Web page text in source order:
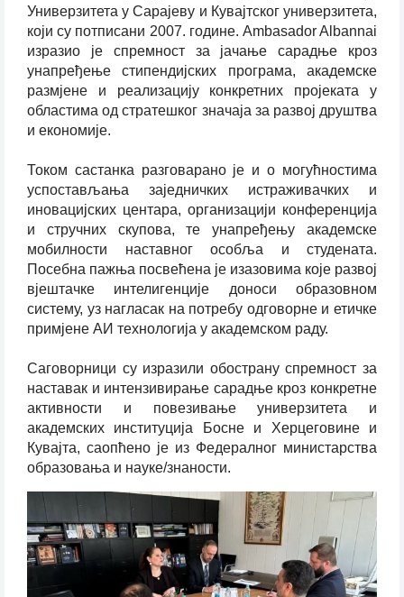
Универзитета у Сарајеву и Кувајтског универзитета,
који су потписани 2007. године. Ambasador Albannai
изразио је спремност за јачање сарадње кроз
унапређење стипендијских програма, академске
размјене и реализацију конкретних пројеката у
областима од стратешког значаја за развој друштва
и економије.
Током састанка разговарано је и о могућностима
успостављања заједничких истраживачких и
иновацијских центара, организацији конференција
и стручних скупова, те унапређењу академске
мобилности наставног особља и студената.
Посебна пажња посвећена је изазовима које развој
вјештачке интелигенције доноси образовном
систему, уз нагласак на потребу одговорне и етичке
примјене АИ технологија у академском раду.
Саговорници су изразили обострану спремност за
наставак и интензивирање сарадње кроз конкретне
активности и повезивање универзитета и
академских институција Босне и Херцеговине и
Кувајта, саопћено је из Федералног министарства
образовања и науке/знаности.